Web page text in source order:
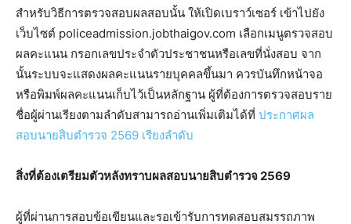
สำหรับวิธีการตรวจสอบผลสอบนั้น ให้เปิดเบราว์เซอร์ เข้าไปยัง
เว็บไซต์ policeadmission.jobthaigov.com เลือกเมนูตรวจสอบ
ผลคะแนน กรอกเลขประจำตัวประชาชนหรือเลขที่นั่งสอบ จาก
นั้นระบบจะแสดงผลคะแนนรายบุคคลขึ้นมา ควรบันทึกหน้าจอ
หรือพิมพ์ผลคะแนนเก็บไว้เป็นหลักฐาน ผู้ที่ต้องการตรวจสอบราย
ชื่อผู้ผ่านเรียงตามลำดับสามารถอ่านเพิ่มเติมได้ที่ ประกาศผล
สอบนายสิบตำรวจ 2569 เรียงลำดับ
สิ่งที่ต้องเตรียมตัวหลังทราบผลสอบนายสิบตำรวจ 2569
ผู้ที่ผ่านการสอบข้อเขียนและรอเข้ารับการทดสอบสมรรถภาพ